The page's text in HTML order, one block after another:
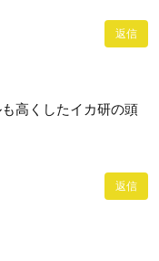
返信
高くしたイカ研の頭
返信